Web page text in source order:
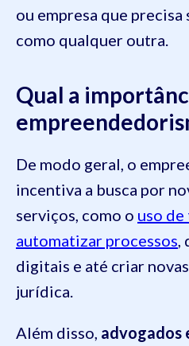
ou empresa que precisa
como qualquer outra.
Qual a
De modo geral, o
incentiva a busca por
serviços, como o uso
automatizar processos,
digitais e até criar
jurídica.
Além disso, advogados